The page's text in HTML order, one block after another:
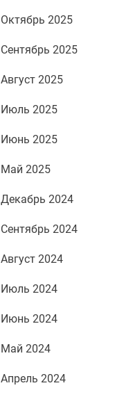
Октябрь 2025
Сентябрь 2025
Август 2025
Июль 2025
Июнь 2025
Май 2025
Декабрь 2024
Сентябрь 2024
Август 2024
Июль 2024
Июнь 2024
Май 2024
Апрель 2024